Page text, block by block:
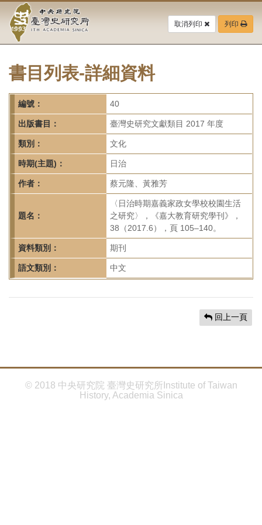
要
中
央
研
究
院-
臺
灣
史
研
究
所-
首
頁
取消列印 列印
書目列表-詳細資料
編號： 40
出版書目： 臺灣史研究文獻類目 2017 年度
類別： 文化
時期(主題)： 日治
作者： 蔡元隆、黃雅芳
題名：
〈日治時期嘉義家政女學校校園生活
之研究〉，《嘉大教育研究學刊》，
38（2017.6），頁 105–140。
資料類別： 期刊
語文類別： 中文
回上一頁
© 2018 中央研究院 臺灣史研究所Institute of Taiwan
History, Academia Sinica